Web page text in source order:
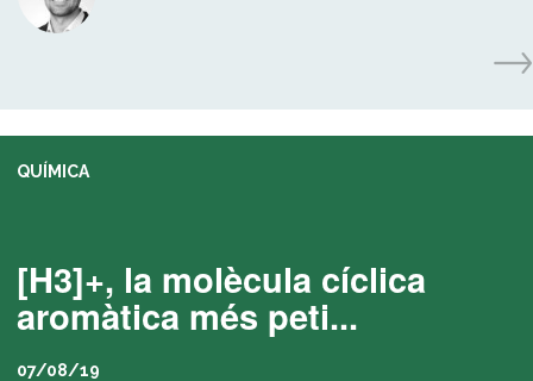
QUÍMICA
[H3]+, la molècula cíclica
aromàtica més peti...
07/08/19